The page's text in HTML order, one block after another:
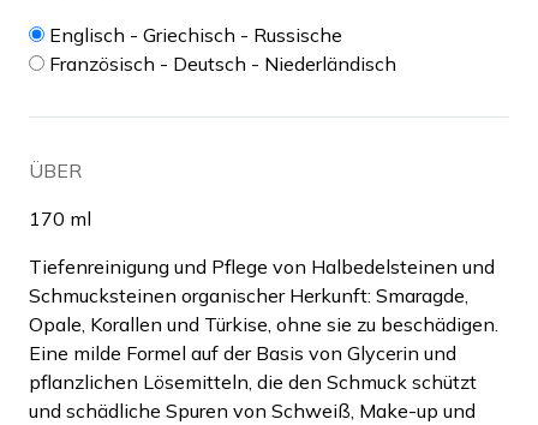
Englisch - Griechisch - Russische
Französisch - Deutsch - Niederländisch
ÜBER
170 ml
Tiefenreinigung und Pflege von Halbedelsteinen und
Schmucksteinen organischer Herkunft: Smaragde,
Opale, Korallen und Türkise, ohne sie zu beschädigen.
Eine milde Formel auf der Basis von Glycerin und
pflanzlichen Lösemitteln, die den Schmuck schützt
und schädliche Spuren von Schweiß, Make-up und